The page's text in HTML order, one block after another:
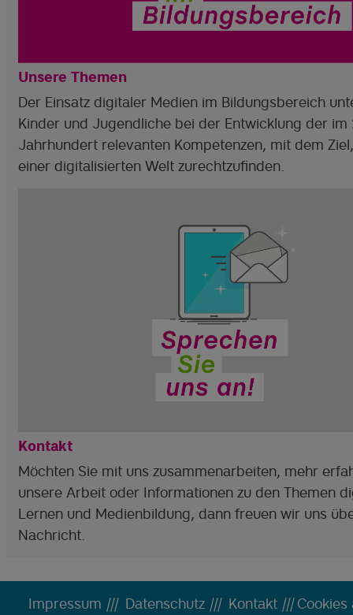
Unsere Themen
Der Einsatz digitaler Medien im Bildungsbereich
Kinder und Jugendliche bei der Entwicklung der im
Jahrhundert relevanten Kompetenzen, mit dem
einer digitalisierten Welt zurechtzufinden.
Kontakt
Möchten Sie mit uns zusammenarbeiten, mehr
unsere Arbeit oder Informationen zu den Themen
Lernen und Medienbildung, dann freuen wir uns
Nachricht.
Impressum ||| Datenschutz||| Kontakt|||Cookies